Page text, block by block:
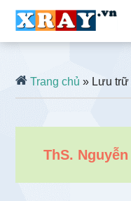
Trang chủ » Lưu trữ
ThS.